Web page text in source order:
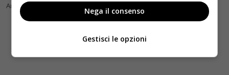
Antonella Prisco a teatro/Foto Facebook (Velvetcinema)
Nega il consenso
Gestisci le opzioni